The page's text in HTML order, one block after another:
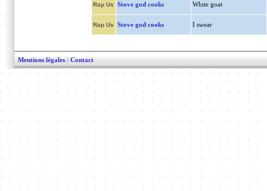
Rap Us Stove god cooks White goat
Rap Us Stove god cooks I swear
Mentions légales / Contact